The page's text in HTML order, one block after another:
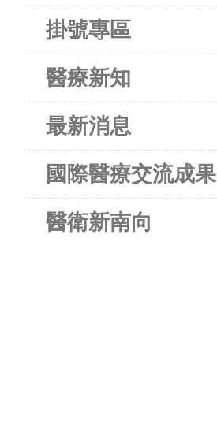
掛號專區
醫療新知
最新消息
國際醫療交流成果
醫衛新南向